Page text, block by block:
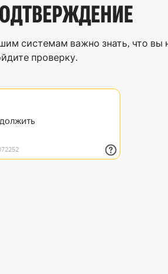
системам важно знать, что вы
проверку.